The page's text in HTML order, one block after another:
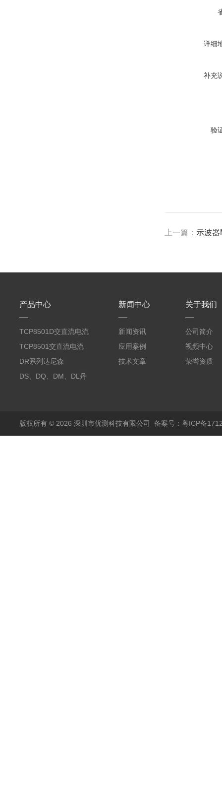
详细
补充
验
上一篇： 示波
产品中心
TCP8501D交直流电流
探头500A
TCP8501交直流电流
探头500A
DR系列达尼森
Danisense高精度电流
DS、DQ、DM、DL丹
新闻中心
新闻资讯
应用案例
技术文章
关于我们
公司简介
视频中心
荣誉资质
版权所有 © 2026 深圳市优测科技有限公司 备案号：粤ICP备